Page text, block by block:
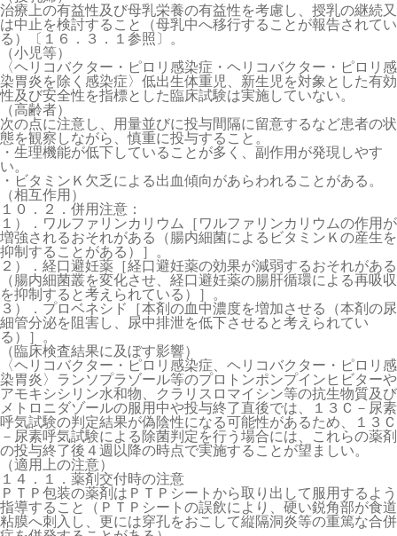
治療上の有益性及び母乳栄養の有益性を考慮し、授乳の継続又
は中止を検討すること（母乳中へ移行することが報告されてい
る）〔１６．３．１参照〕。
（小児等）
〈ヘリコバクター・ピロリ感染症・ヘリコバクター・ピロリ感
染胃炎を除く感染症〉低出生体重児、新生児を対象とした有効
性及び安全性を指標とした臨床試験は実施していない。
（高齢者）
次の点に注意し、用量並びに投与間隔に留意するなど患者の状
態を観察しながら、慎重に投与すること。
・生理機能が低下していることが多く、副作用が発現しやす
い。
・ビタミンＫ欠乏による出血傾向があらわれることがある。
（相互作用）
１０．２．併用注意：
１）．ワルファリンカリウム［ワルファリンカリウムの作用が
増強されるおそれがある（腸内細菌によるビタミンＫの産生を
抑制することがある）］。
２）．経口避妊薬［経口避妊薬の効果が減弱するおそれがある
（腸内細菌叢を変化させ、経口避妊薬の腸肝循環による再吸収
を抑制すると考えられている）］。
３）．プロベネシド［本剤の血中濃度を増加させる（本剤の尿
細管分泌を阻害し、尿中排泄を低下させると考えられてい
る）］。
（臨床検査結果に及ぼす影響）
〈ヘリコバクター・ピロリ感染症、ヘリコバクター・ピロリ感
染胃炎〉ランソプラゾール等のプロトンポンプインヒビターや
アモキシシリン水和物、クラリスロマイシン等の抗生物質及び
メトロニダゾールの服用中や投与終了直後では、１３Ｃ－尿素
呼気試験の判定結果が偽陰性になる可能性があるため、１３Ｃ
－尿素呼気試験による除菌判定を行う場合には、これらの薬剤
の投与終了後４週以降の時点で実施することが望ましい。
（適用上の注意）
１４．１．薬剤交付時の注意
ＰＴＰ包装の薬剤はＰＴＰシートから取り出して服用するよう
指導すること（ＰＴＰシートの誤飲により、硬い鋭角部が食道
粘膜へ刺入し、更には穿孔をおこして縦隔洞炎等の重篤な合併